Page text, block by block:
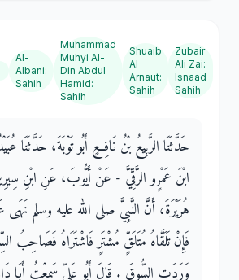
Al-
Albani:
Sahih
Muhammad
Muhyi Al-
Din Abdul
Hamid:
Sahih
Shuaib
Al
Arnaut:
Sahih
Zubair
Ali Zai:
Isnaad
Sahih
حَدَّثَنَا الرَّبِيعُ بْنُ نَافِعٍ أَبُو تَوْبَةَ، حَدَّثَنَا
ابْنَ عَمْرٍو الرَّقِّيَّ - عَنْ أَيُّوبَ، عَنِ ابْنِ
هُرَيْرَةَ، أَنَّ النَّبِيَّ صلى الله عليه وسلم
فَإِنْ تَلَقَّاهُ مُتَلَقٍّ مُشْتَرٍ فَاشْتَرَاهُ فَصَاحِبُ
وَرَدَتِ السُّوقَ ‏.‏ قَالَ أَبُو عَلِيٍّ سَمِعْتُ أَبَا